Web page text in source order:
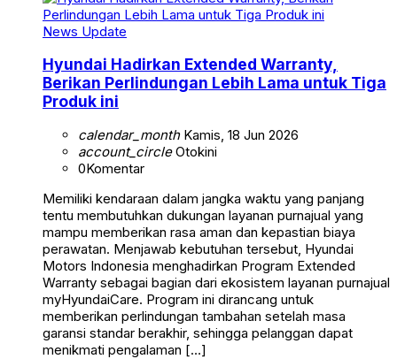
News Update
Hyundai Hadirkan Extended Warranty,
Berikan Perlindungan Lebih Lama untuk Tiga
Produk ini
calendar_monthKamis, 18 Jun 2026
account_circleOtokini
0Komentar
Memiliki kendaraan dalam jangka waktu yang panjang
tentu membutuhkan dukungan layanan purnajual yang
mampu memberikan rasa aman dan kepastian biaya
perawatan. Menjawab kebutuhan tersebut, Hyundai
Motors Indonesia menghadirkan Program Extended
Warranty sebagai bagian dari ekosistem layanan purnajual
myHyundaiCare. Program ini dirancang untuk
memberikan perlindungan tambahan setelah masa
garansi standar berakhir, sehingga pelanggan dapat
menikmati pengalaman […]